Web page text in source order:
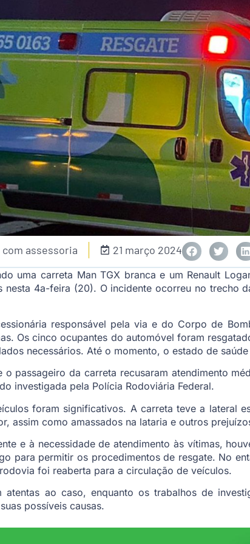
com assessoria 21 março 2024
uma carreta Man TGX branca e um Renault
nesta 4a-feira (20). O incidente ocorreu no trecho
responsável pela via e do Corpo de
Os cinco ocupantes do automóvel foram
necessários. Até o momento, o estado de
passageiro da carreta recusaram atendimento
investigada pela Polícia Rodoviária Federal.
foram significativos. A carreta teve a lateral
assim como amassados na lataria e outros
e à necessidade de atendimento às vítimas,
para permitir os procedimentos de resgate. No
foi reaberta para a circulação de veículos.
atentas ao caso, enquanto os trabalhos de
possíveis causas.